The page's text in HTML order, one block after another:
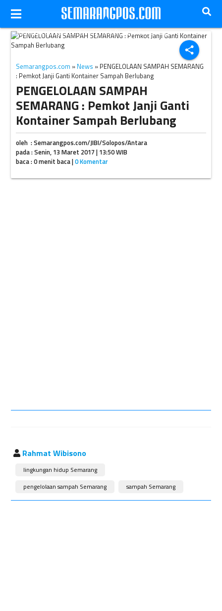
share
Kontainer sampah berlubang milik Pemkot Semarang.
(Lapor.go.id)
Semarangpos.com » News » PENGELOLAAN SAMPAH SEMARANG
: Pemkot Janji Ganti Kontainer Sampah Berlubang
PENGELOLAAN SAMPAH
SEMARANG : Pemkot Janji Ganti
Kontainer Sampah Berlubang
oleh : Semarangpos.com/JIBI/Solopos/Antara
pada : Senin, 13 Maret 2017 | 13:50 WIB
baca : 0 menit baca |0 Komentar
Rahmat Wibisono
lingkungan hidup Semarang
pengelolaan sampah Semarang
sampah Semarang